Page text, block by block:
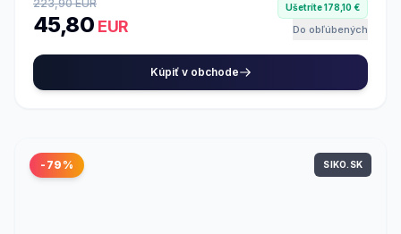
223,90 EUR
45,80 EUR
Ušetríte 178,10 €
Do obľúbených
Kúpiť v obchode
-79% SIKO.SK